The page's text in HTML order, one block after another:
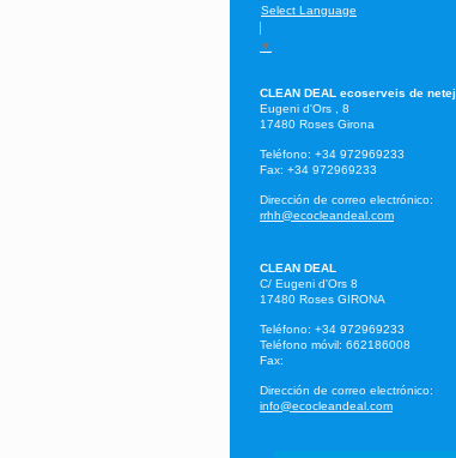
Select Language
▼
CLEAN DEAL ecoserveis de
Eugeni d'Ors ,
8
17480 Roses Girona
Teléfono: +34 972969233
Fax: +34 972969233
Dirección de correo electrónico:
rrhh@ecocleandeal.com
CLEAN DEAL
C/ Eugeni d'Ors 8
17480 Roses GIRONA
Teléfono: +34 972969233
Teléfono móvil: 662186008
Fax:
Dirección de correo electrónico:
info@ecocleandeal.com